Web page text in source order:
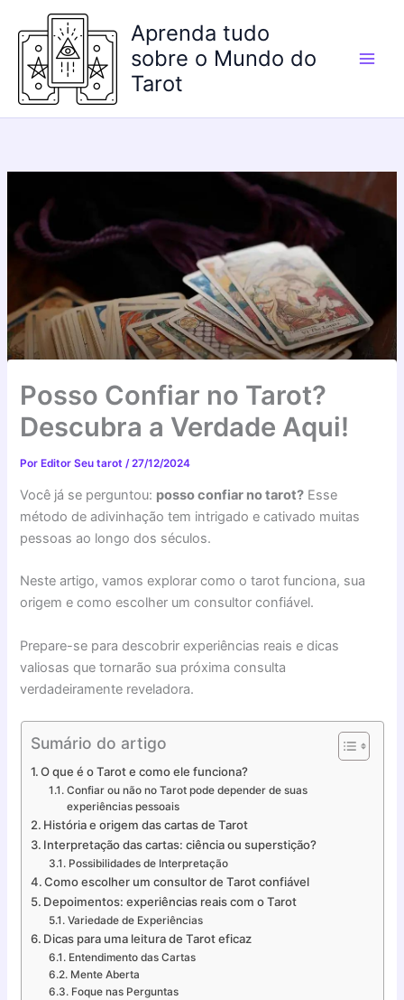
para
conteúdo
Aprenda tudo
sobre o Mundo do
Tarot
Posso Confiar no Tarot?
Descubra a Verdade Aqui!
PorEditor Seu tarot /27/12/2024
Você já se perguntou: posso confiar no tarot? Esse
método de adivinhação tem intrigado e cativado muitas
pessoas ao longo dos séculos.
Neste artigo, vamos explorar como o tarot funciona, sua
origem e como escolher um consultor confiável.
Prepare-se para descobrir experiências reais e dicas
valiosas que tornarão sua próxima consulta
verdadeiramente reveladora.
Sumário do artigo
O que é o Tarot e como ele funciona?
Confiar ou não no Tarot pode depender de suas
experiências pessoais
História e origem das cartas de Tarot
Interpretação das cartas: ciência ou superstição?
Possibilidades de Interpretação
Como escolher um consultor de Tarot confiável
Depoimentos: experiências reais com o Tarot
Variedade de Experiências
Dicas para uma leitura de Tarot eficaz
Entendimento das Cartas
Mente Aberta
Foque nas Perguntas